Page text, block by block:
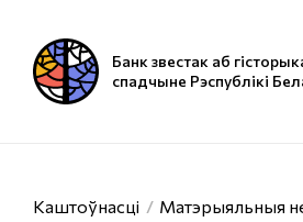
Банк звестак аб
спадчыне Рэспублікі
Каштоўнасці Матэрыяльныя